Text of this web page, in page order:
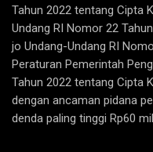
Tahun 2022 tentang Cipta
Undang RI Nomor 22
jo Undang-Undang RI
Peraturan Pemerintah
Tahun 2022 tentang Cipta
dengan ancaman pidana
denda paling tinggi Rp60